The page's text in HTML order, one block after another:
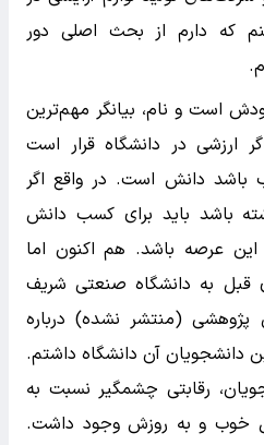
که دارم از بحث اصلی دور
است و نام، بیانگر مهم‌ترین
ارزشی در دانشگاه قرار است
باشد دانش است. در واقع اگر
باشد باید برای کسب دانش
عرصه باشد. هم اکنون اما
به دانشگاه صنعتی شریف
(منتشر نشده) درباره
دانشجویان آن دانشگاه داشتم.
رقابتی چشمگیر نسبت به
خوب و به روزش وجود داشت.